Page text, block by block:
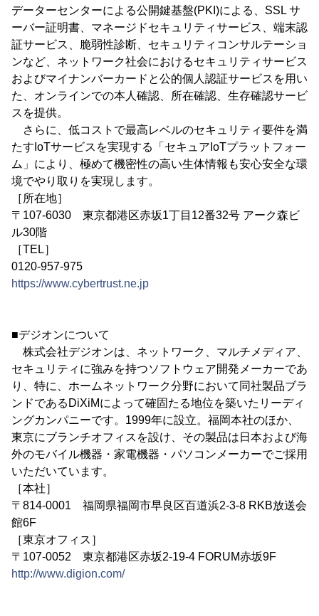
データーセンターによる公開鍵基盤(PKI)による、SSL サ
ーバー証明書、マネージドセキュリティサービス、端末認
証サービス、脆弱性診断、セキュリティコンサルテーショ
ンなど、ネットワーク社会におけるセキュリティサービス
およびマイナンバーカードと公的個人認証サービスを用い
た、オンラインでの本人確認、所在確認、生存確認サービ
スを提供。
さらに、低コストで最高レベルのセキュリティ要件を満
たすIoTサービスを実現する「セキュアIoTプラットフォー
ム」により、極めて機密性の高い生体情報も安心安全な環
境でやり取りを実現します。
［所在地］
〒107-6030 東京都港区赤坂1丁目12番32号 アーク森ビ
ル30階
［TEL］
0120-957-975
https://www.cybertrust.ne.jp
■デジオンについて
株式会社デジオンは、ネットワーク、マルチメディア、
セキュリティに強みを持つソフトウェア開発メーカーであ
り、特に、ホームネットワーク分野において同社製品ブラ
ンドであるDiXiMによって確固たる地位を築いたリーディ
ングカンパニーです。1999年に設立。福岡本社のほか、
東京にブランチオフィスを設け、その製品は日本および海
外のモバイル機器・家電機器・パソコンメーカーでご採用
いただいています。
［本社］
〒814-0001 福岡県福岡市早良区百道浜2-3-8 RKB放送会
館6F
［東京オフィス］
〒107-0052 東京都港区赤坂2-19-4 FORUM赤坂9F
http://www.digion.com/